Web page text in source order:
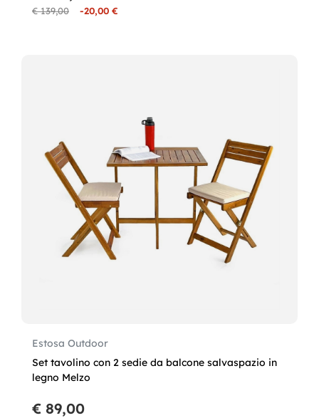
€ 139,00 -20,00 €
Estosa Outdoor
Set tavolino con 2 sedie da balcone salvaspazio in
legno Melzo
€ 89,00